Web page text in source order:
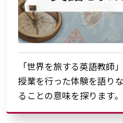
「世界を旅する英語教師
授業を行った体験を語り
ることの意味を探ります。